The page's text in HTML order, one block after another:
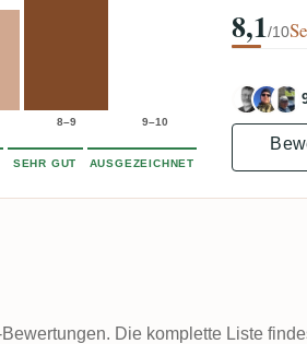
8–9 9–10
SEHR GUT AUSGEZEICHNET
8,1/10
Die komplette Liste